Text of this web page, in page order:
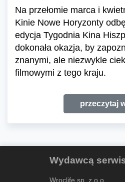
Na przełomie marca i
Kinie Nowe Horyzonty
edycja Tygodnia Kina
dokonała okazja, by
znanymi, ale niezwykle
filmowymi z tego kraju.
przeczytaj
Wydawcą
Wroclife sp. z o.o.